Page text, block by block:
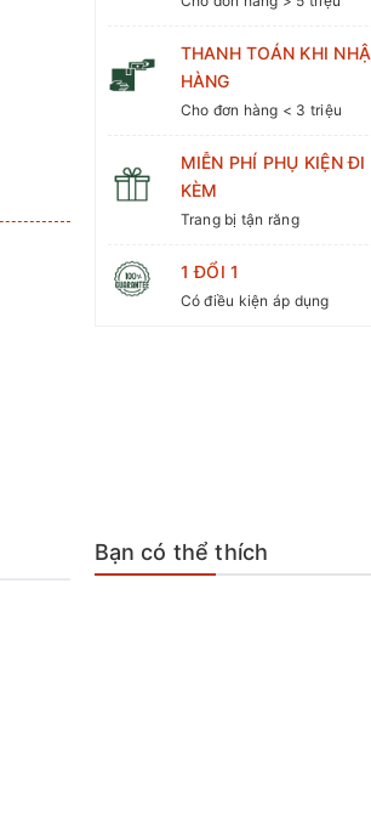
THANH TOÁN KHI
HÀNG
Cho đơn hàng < 3 triệu
MIỄN PHÍ PHỤ KIỆN ĐI
KÈM
Trang bị tận răng
1 ĐỔI 1
Có điều kiện áp dụng
Bạn có thể thích